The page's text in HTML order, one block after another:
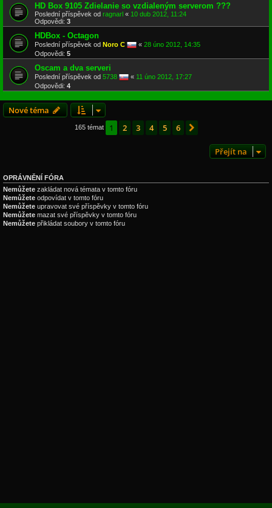
HD Box 9105 Zdielanie so vzdialeným serverom ???
Poslední příspěvek od ragnarl « 10 dub 2012, 11:24
Odpovědi: 3
HDBox - Octagon
Poslední příspěvek od Noro C « 28 úno 2012, 14:35
Odpovědi: 5
Oscam a dva serveri
Poslední příspěvek od 5738 « 11 úno 2012, 17:27
Odpovědi: 4
Nové téma
165 témat 1 2 3 4 5 6
Přejít na
OPRÁVNĚNÍ FÓRA
Nemůžete zakládat nová témata v tomto fóru
Nemůžete odpovídat v tomto fóru
Nemůžete upravovat své příspěvky v tomto fóru
Nemůžete mazat své příspěvky v tomto fóru
Nemůžete přikládat soubory v tomto fóru